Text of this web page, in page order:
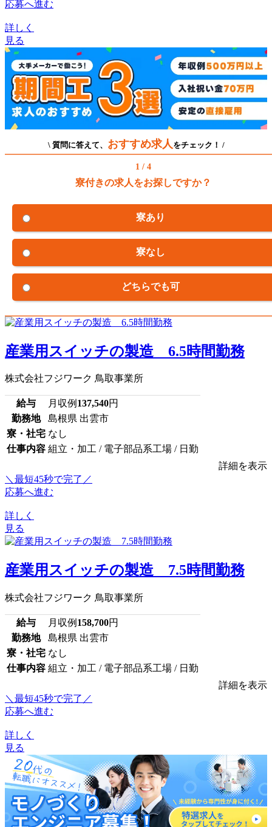
応募へ進む
詳しく
見る
\ 質問に答えて、 おすすめ求人 をチェック！ /
1 / 4
寮付きの求人をお探しですか？
寮あり
寮なし
どちらでも可
産業用スイッチの製造 6.5時間勤務
株式会社フジワーク 鳥取事業所
給与 月収例 137,540円
勤務地
島根県 出雲市
寮・社宅 なし
仕事内容 組立・加工 / 電子部品系工場 / 日勤
詳細を表示
＼最短45秒で完了／
応募へ進む
詳しく
見る
産業用スイッチの製造 7.5時間勤務
株式会社フジワーク 鳥取事業所
給与 月収例 158,700円
勤務地
島根県 出雲市
寮・社宅 なし
仕事内容 組立・加工 / 電子部品系工場 / 日勤
詳細を表示
＼最短45秒で完了／
応募へ進む
詳しく
見る